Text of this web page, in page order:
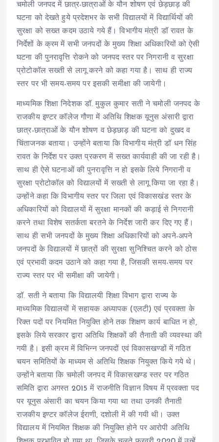
चमोली जनपद में छात्र-छात्राओं के यौन शोषण एवं छेड़छाड़ की
घटना को देखते हुये प्रदेशभर के सभी विद्यालयों में विद्यार्थियों की
सुरक्षा को सख्त कदम उठाये गये हैं। विभागीय मंत्री डॉ रावत के
निर्देशों के क्रम में सभी जनपदों के मुख्य शिक्षा अधिकारियों को ऐसी
घटना की पुनरावृत्ति रोकने को जनपद स्तर पर निगरानी व सुरक्षा
प्रोटोकॉल सख्ती से लागू करने को कहा गया है। साथ ही राज्य
स्तर पर भी समय-समय पर इसकी समीक्षा की जायेगी।
माध्यमिक शिक्षा निदेशक डॉ. मुकुल कुमार सती ने चमोली जनपद के
राजकीय इण्टर कॉलेज गौणा में अतिथि शिक्षक यूनुस अंसारी द्वारा
छात्र-छात्राओं के यौन शोषण व छेड़छाड़ की घटना को दुखद व
चिंताजनक बताया। उन्होंने बताया कि विभागीय मंत्री डॉ धन सिंह
रावत के निर्देश पर उक्त प्रकरण में सख्त कार्यवाही की जा रही है।
साथ ही ऐसे घटनाओं की पुनरावृत्ति न हो इसके लिये निगरानी व
सुरक्षा प्रोटोकॉल को विद्यालयों में सख्ती से लागू किया जा रहा है।
उन्होंने कहा कि विभागीय स्तर पर जिला एवं विकासखंड स्तर के
अधिकारियों को विद्यालयों में सुरक्षा मानकों की कड़ाई से निगरानी
करने तथा विशेष सतर्कता बरतने के निर्देश जारी कर दिए गए हैं।
साथ ही सभी जनपदों के मुख्य शिक्षा अधिकारियों को अपने-अपने
जनपदों के विद्यालयों में छात्रों की सुरक्षा सुनिश्चित करने को ठोस
एवं प्रभावी कदम उठाने को कहा गया है, जिसकी समय-समय पर
राज्य स्तर पर भी समीक्षा की जायेगी।
डॉ. सती ने बताया कि विद्यालयी शिक्षा विभाग द्वारा राज्य के
माध्यमिक विद्यालयों में सहायक अध्यापक (एलटी) एवं प्रवक्ता के
रिक्त पदों पर नियमित नियुक्ति होने तक शिक्षण कार्य बाधित न हो,
इसके लिये सरकार द्वारा अतिथि शिक्षकों की तैनाती की व्यवस्था की
गयी है। इसी क्रम में विभिन्न जनपदों एवं विकासखण्डों में गठित
चयन समितियों के माध्यम से अतिथि शिक्षक नियुक्त किये गये थे।
उन्होंने बताया कि चमोली जनपद में विकासखण्ड स्तर पर गठित
समिति द्वारा अगस्त 2015 में राजनीति विज्ञान विषय में प्रवक्ता पद
पर यूनुस अंसारी का चयन किया गया था तथा उनकी तैनाती
राजकीय इण्टर कॉलेज ईराणी, दशोली में की गयी थी। उक्त
विद्यालय में नियमित शिक्षक की नियुक्ति होने पर आरोपी अतिथि